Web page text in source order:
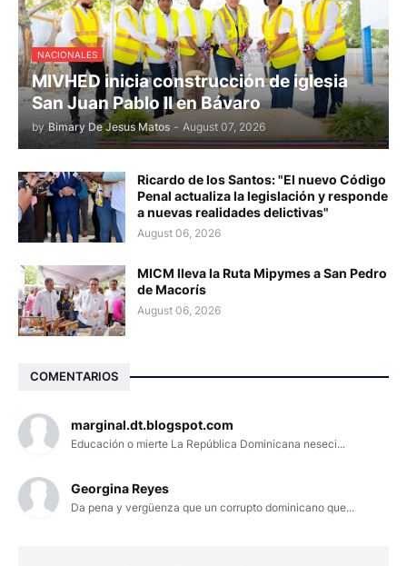
NACIONALES
MIVHED inicia construcción de iglesia
San Juan Pablo II en Bávaro
by Bimary De Jesus Matos - August 07, 2026
Ricardo de los Santos: "El nuevo Código
Penal actualiza la legislación y responde
a nuevas realidades delictivas"
August 06, 2026
MICM lleva la Ruta Mipymes a San Pedro
de Macorís
August 06, 2026
COMENTARIOS
marginal.dt.blogspot.com
Educación o mierte La República Dominicana neseci...
Georgina Reyes
Da pena y vergüenza que un corrupto dominicano que...